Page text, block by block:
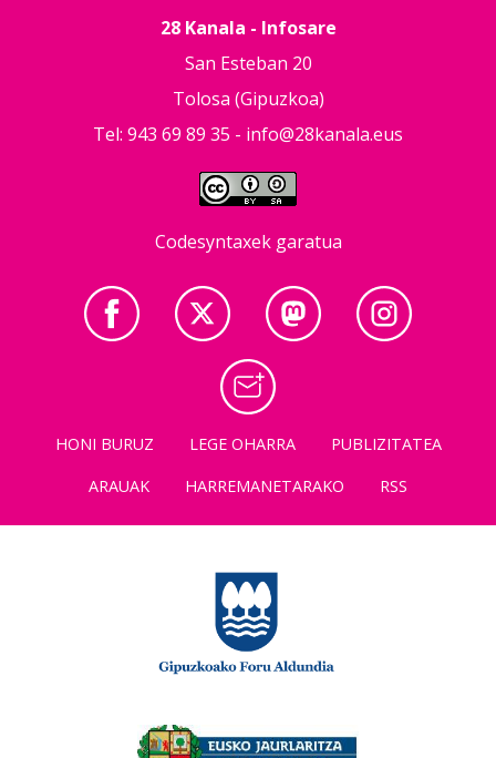
28 Kanala - Infosare
San Esteban 20
Tolosa (Gipuzkoa)
Tel: 943 69 89 35 - info@28kanala.eus
Codesyntaxek garatua
HONI BURUZ LEGE OHARRA
PUBLIZITATEA
ARAUAK
HARREMANETARAKO RSS